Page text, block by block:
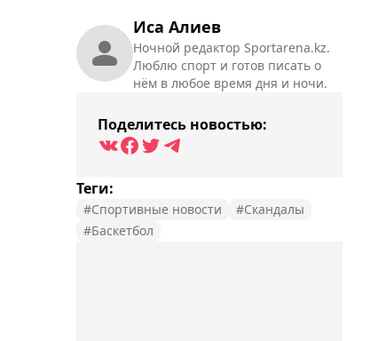
Иса Алиев
Ночной редактор Sportarena.kz.
Люблю спорт и готов писать о
нём в любое время дня и ночи.
Поделитесь новостью:
Теги:
#Спортивные новости
#Скандалы
#Баскетбол